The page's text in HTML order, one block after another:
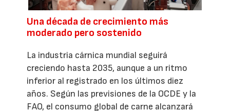
Una década de crecimiento más
moderado pero sostenido
La industria cárnica mundial seguirá
creciendo hasta 2035, aunque a un ritmo
inferior al registrado en los últimos diez
años. Según las previsiones de la OCDE y la
FAO, el consumo global de carne alcanzará